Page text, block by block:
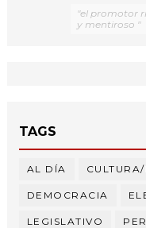
"el promotor
y mentiroso "
TAGS
AL DÍA
DEMOCRACIA
LEGISLATIVO